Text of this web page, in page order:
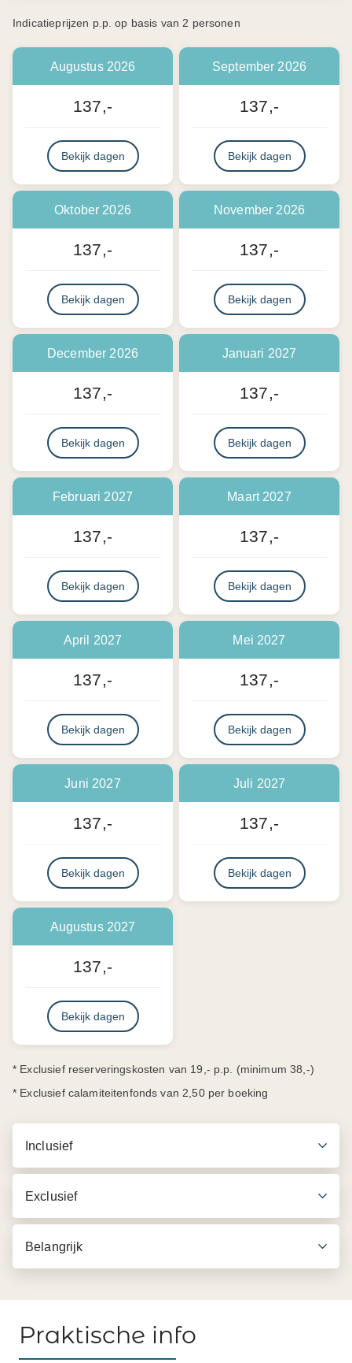
Indicatieprijzen p.p. op basis van 2 personen
Augustus 2026
137,-
Bekijk dagen
September 2026
137,-
Bekijk dagen
Oktober 2026
137,-
Bekijk dagen
November 2026
137,-
Bekijk dagen
December 2026
137,-
Bekijk dagen
Januari 2027
137,-
Bekijk dagen
Februari 2027
137,-
Bekijk dagen
Maart 2027
137,-
Bekijk dagen
April 2027
137,-
Bekijk dagen
Mei 2027
137,-
Bekijk dagen
Juni 2027
137,-
Bekijk dagen
Juli 2027
137,-
Bekijk dagen
Augustus 2027
137,-
Bekijk dagen
* Exclusief reserveringskosten van 19,- p.p. (minimum 38,-)
* Exclusief calamiteitenfonds van 2,50 per boeking
Inclusief
Exclusief
Belangrijk
Praktische info